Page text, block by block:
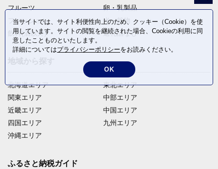
フルーツ
卵・乳製品
ファッション
米・穀物
飲料(酒以外)
返礼品なし
北海道エリア
関東エリア
近畿エリア
四国エリア
沖縄エリア
東北エリア
中部エリア
中国エリア
九州エリア
ふるさと納税ガイド
当サイトでは、サイト利便性向上のため、クッキー（Cookie）を使
用しています。サイトの閲覧を継続された場合、Cookieの利用に同
意したことものといたします。
詳細についてはプライバシーポリシーをお読みください。
OK